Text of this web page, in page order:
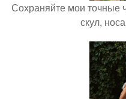
Сохраняйте мои точные
скул,